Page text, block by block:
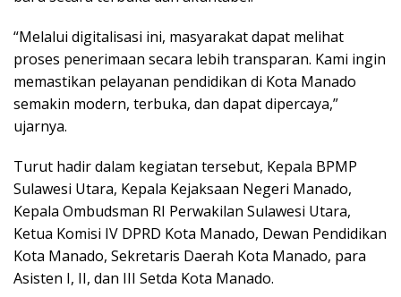
“Melalui digitalisasi ini, masyarakat dapat melihat
proses penerimaan secara lebih transparan. Kami ingin
memastikan pelayanan pendidikan di Kota Manado
semakin modern, terbuka, dan dapat dipercaya,”
ujarnya.
Turut hadir dalam kegiatan tersebut, Kepala BPMP
Sulawesi Utara, Kepala Kejaksaan Negeri Manado,
Kepala Ombudsman RI Perwakilan Sulawesi Utara,
Ketua Komisi IV DPRD Kota Manado, Dewan Pendidikan
Kota Manado, Sekretaris Daerah Kota Manado, para
Asisten I, II, dan III Setda Kota Manado.